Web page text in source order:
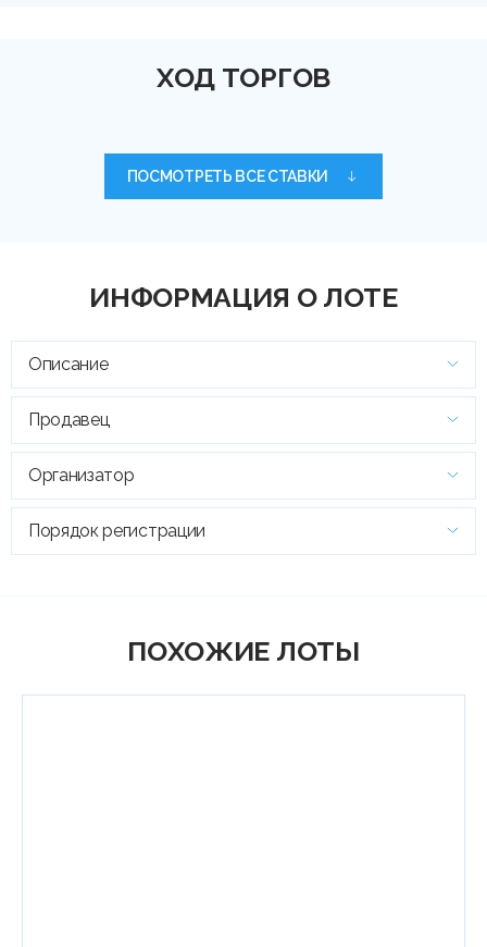
ХОД ТОРГОВ
ПОСМОТРЕТЬ ВСЕ СТАВКИ
ИНФОРМАЦИЯ О ЛОТЕ
Описание
Продавец
Организатор
Порядок регистрации
ПОХОЖИЕ ЛОТЫ